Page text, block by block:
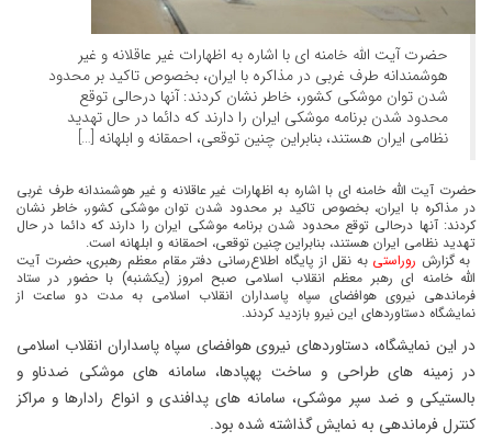
حضرت آیت الله خامنه ای با اشاره به اظهارات غیر عاقلانه و غیر
هوشمندانه طرف غربی در مذاکره با ایران، بخصوص تاکید بر محدود
شدن توان موشکی کشور، خاطر نشان کردند: آنها درحالی توقع
محدود شدن برنامه موشکی ایران را دارند که دائما در حال تهدید
نظامی ایران هستند، بنابراین چنین توقعی، احمقانه و ابلهانه […]
حضرت آیت الله خامنه ای با اشاره به اظهارات غیر عاقلانه و غیر هوشمندانه طرف غربی
در مذاکره با ایران، بخصوص تاکید بر محدود شدن توان موشکی کشور، خاطر نشان
کردند: آنها درحالی توقع محدود شدن برنامه موشکی ایران را دارند که دائما در حال
تهدید نظامی ایران هستند، بنابراین چنین توقعی، احمقانه و ابلهانه است.
به گزارش روراستی به نقل از پایگاه اطلاع‌رسانی دفتر مقام معظم رهبری، حضرت آیت
الله خامنه ای رهبر معظم انقلاب اسلامی صبح امروز (یکشنبه) با حضور در ستاد
فرماندهی نیروی هوافضای سپاه پاسداران انقلاب اسلامی به مدت دو ساعت از
نمایشگاه دستاوردهای این نیرو بازدید کردند.
در این نمایشگاه، دستاوردهای نیروی هوافضای سپاه پاسداران انقلاب اسلامی
در زمینه های طراحی و ساخت پهپادها، سامانه های موشکی ضدناو و
بالستیکی و ضد سپر موشکی، سامانه های پدافندی و انواع رادارها و مراکز
کنترل فرماندهی به نمایش گذاشته شده بود.